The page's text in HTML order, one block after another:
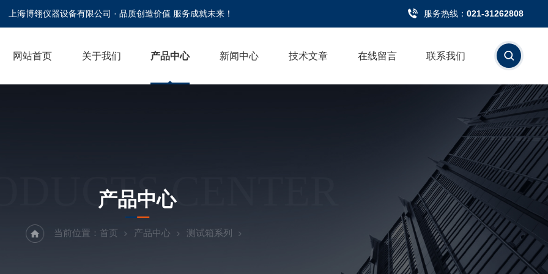
上海博翎仪器设备有限公司 · 品质创造价值 服务成就未来！ 服务热线： 021-31262808
网站首页 关于我们 产品中心 新闻中心 技术文章 在线留言 联系我们
CENTER
产品中心
当前位置： 首页 产品中心 测试箱系列